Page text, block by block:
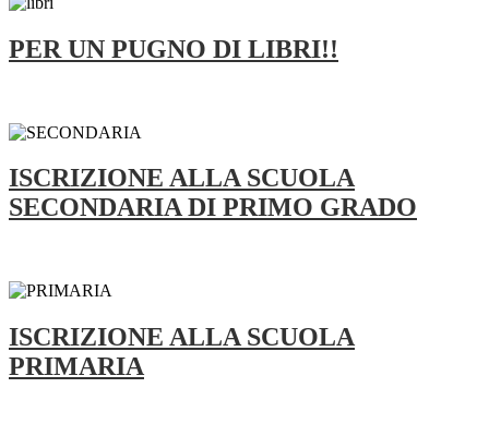
PER UN PUGNO DI LIBRI!!
ISCRIZIONE ALLA SCUOLA
SECONDARIA DI PRIMO GRADO
ISCRIZIONE ALLA SCUOLA
PRIMARIA